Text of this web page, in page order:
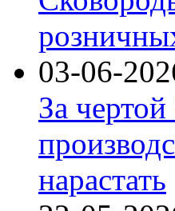
03-06-
За
нарастать